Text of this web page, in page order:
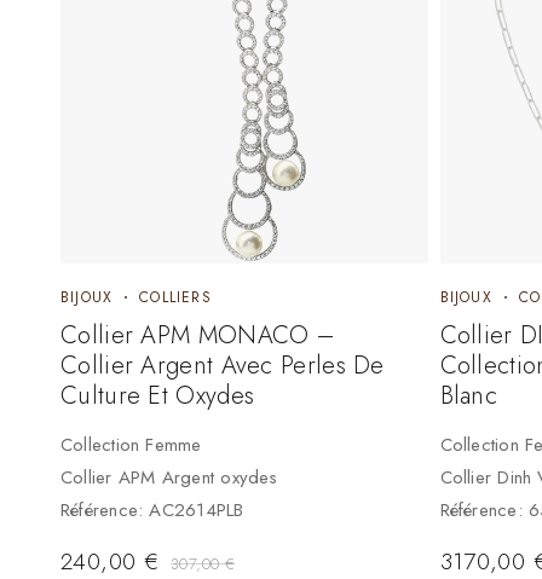
BIJOUX COLLIERS
Collier APM MONACO –
Collier Argent Avec Perles De
Culture Et Oxydes
Collection Femme
Collier APM Argent oxydes
Référence: AC2614PLB
307,00€
240,00 €
BIJOUX
Collier
Blanc
Collection
Collier Dinh
Référence:
3170,00